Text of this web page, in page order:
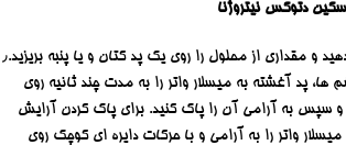
دتوکس نیتروژنا
میسلار واتر را خوب تکان دهید و مقداری از محلول را روی یک پد کتان و یا پنبه بریزید.٫
پد آغشته به میسلار واتر را به مدت چند ثانیه روی
سپس به آرامی آن را پاک کنید. برای پاک کردن آرایش
واتر را به آرامی و با حرکات دایره ای کوچک روی